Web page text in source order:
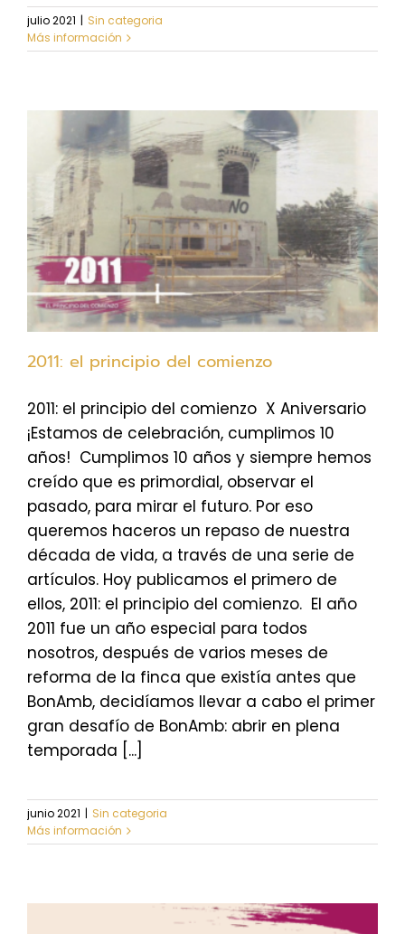
julio 2021
Sin categoria
Más información
2011: el principio del comienzo
2011: el principio del comienzo X Aniversario
¡Estamos de celebración, cumplimos 10
años! Cumplimos 10 años y siempre hemos
creído que es primordial, observar el
pasado, para mirar el futuro. Por eso
queremos haceros un repaso de nuestra
década de vida, a través de una serie de
artículos. Hoy publicamos el primero de
ellos, 2011: el principio del comienzo. El año
2011 fue un año especial para todos
nosotros, después de varios meses de
reforma de la finca que existía antes que
BonAmb, decidíamos llevar a cabo el primer
gran desafío de BonAmb: abrir en plena
temporada [...]
junio 2021 | Sin categoria
Más información